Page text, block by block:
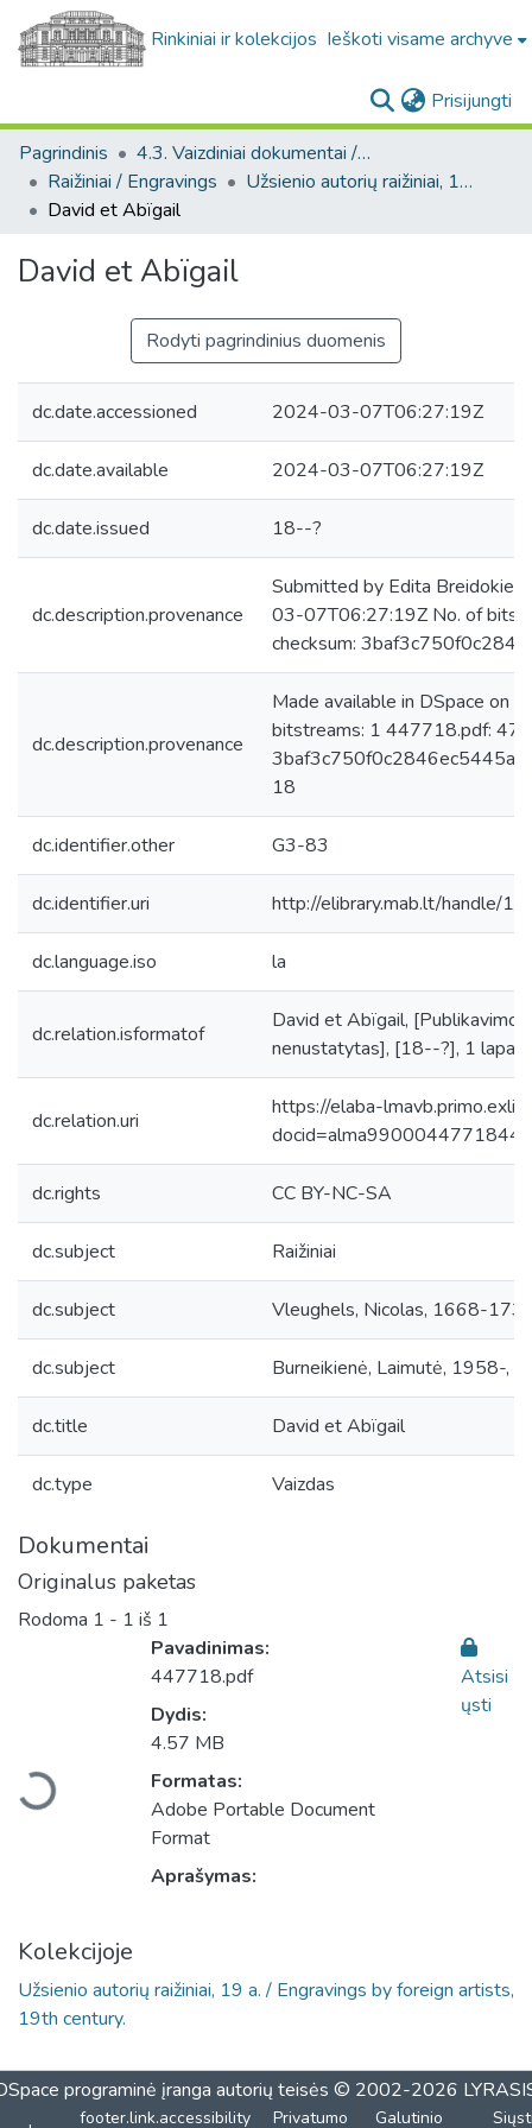
Rinkiniai ir kolekcijos Ieškoti visame archyve
Prisijungti
Pagrindinis
4.3. Vaizdiniai dokumentai / Visual documents
Raižiniai / Engravings
Užsienio autorių raižiniai, 19 a. / Engravings by foreign artists, 19th century.
David et Abïgail
David et Abïgail
Rodyti pagrindinius duomenis
dc.date.accessioned 2024-03-07T06:27:19Z
dc.date.available 2024-03-07T06:27:19Z
dc.date.issued 18--?
dc.description.provenance
Submitted by Edita
03-07T06:27:19Z No. of
checksum:
dc.description.provenance
Made available in DSpace on
bitstreams: 1 447718.pdf:
18
dc.identifier.other G3-83
dc.identifier.uri http://elibrary.mab.lt/handle/1/
dc.language.iso la
dc.relation.isformatof
David et Abïgail, [Publikavimo
nenustatytas], [18--?], 1 lapas
dc.relation.uri
https://elaba-
dc.rights CC BY-NC-SA
dc.subject Raižiniai
dc.subject Vleughels, Nicolas, 1668-
dc.subject Burneikienė, Laimutė, 1958-,
dc.title David et Abïgail
dc.type Vaizdas
Dokumentai
Originalus paketas
Rodoma 1 - 1 iš 1
Įkeliama...
Pavadinimas:
447718.pdf
Dydis:
4.57 MB
Formatas:
Adobe Portable Document
Format
Aprašymas:
Atsisi
ųsti
Kolekcijoje
Užsienio autorių raižiniai, 19 a. / Engravings by foreign artists,
19th century.
programinė įranga autorių teisės © 2002-2026
footer.link.accessibility Privatumo Galutinio